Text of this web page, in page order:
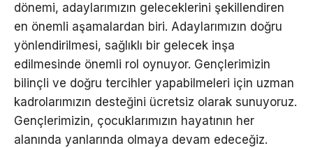
dönemi, adaylarımızın geleceklerini şekillendiren
en önemli aşamalardan biri. Adaylarımızın doğru
yönlendirilmesi, sağlıklı bir gelecek inşa
edilmesinde önemli rol oynuyor. Gençlerimizin
bilinçli ve doğru tercihler yapabilmeleri için uzman
kadrolarımızın desteğini ücretsiz olarak sunuyoruz.
Gençlerimizin, çocuklarımızın hayatının her
alanında yanlarında olmaya devam edeceğiz.